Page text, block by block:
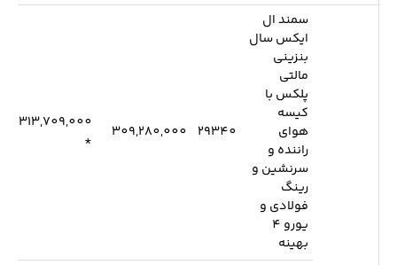
سمند ال
ایکس سال
بنزینی
مالتی
پلکس با
کیسه
هوای
راننده و
سرنشین و
رینگ
فولادی و
یورو 4
بهینه
29340
309,280,000
313,709,000
*